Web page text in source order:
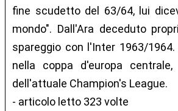
fine scudetto del 63/64, lui
mondo". Dall'Ara deceduto
spareggio con l'Inter 1963/
nella coppa d'europa
dell'attuale Champion's League.
- articolo letto 323 volte